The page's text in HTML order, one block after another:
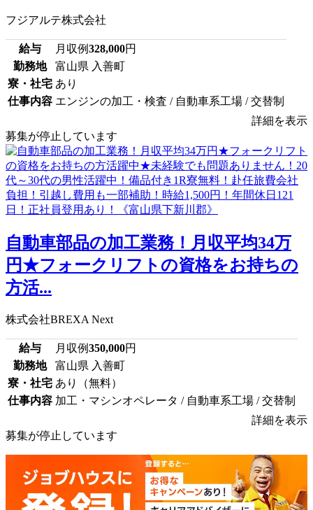
フジアルテ株式会社
給与 月収例328,000円
勤務地
富山県 入善町
寮・社宅 あり
仕事内容 エンジンの加工・検査 / 自動車系工場 / 交替制
詳細を表示
募集が停止しています
自動車部品の加工業務！月収平均34万
円★フォークリフトの資格をお持ちの
方活...
株式会社BREXA Next
給与 月収例350,000円
勤務地
富山県 入善町
寮・社宅 あり（無料）
仕事内容 加工・マシンオペレータ / 自動車系工場 / 交替制
詳細を表示
募集が停止しています